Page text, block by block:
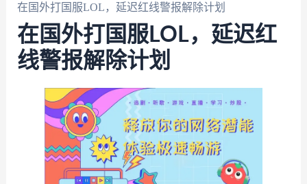
在国外打国服LOL，延迟红线警报解除计划
在国外打国服LOL，延迟红
线警报解除计划